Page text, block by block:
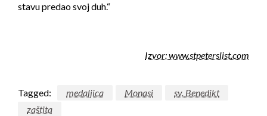
stavu predao svoj duh.“
Izvor: www.stpeterslist.com
Tagged: medaljica Monasi
sv. Benedikt
zaštita